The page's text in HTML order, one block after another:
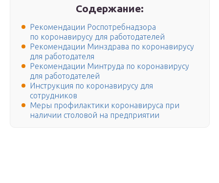
Содержание:
Рекомендации Роспотребнадзора
по коронавирусу для работодателей
Рекомендации Минздрава по коронавирусу
для работодателя
Рекомендации Минтруда по коронавирусу
для работодателей
Инструкция по коронавирусу для
сотрудников
Меры профилактики коронавируса при
наличии столовой на предприятии